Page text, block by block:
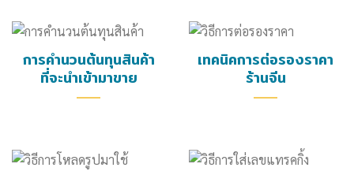
การคำนวนต้นทุนสินค้า
ที่จะนำเข้ามาขาย
เทคนิคการต่อรองราคา
ร้านจีน